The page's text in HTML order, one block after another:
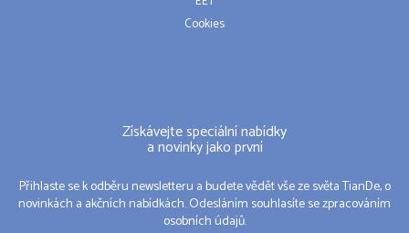
Cookies
Získávejte speciální nabídky
a novinky jako první
Přihlaste se k odběru newsletteru a budete vědět vše ze světa TianDe, o
novinkách a akčních nabídkách. Odesláním souhlasíte se zpracováním
osobních údajů.